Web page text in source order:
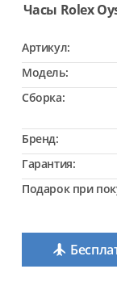
Часы Rolex Oyster Perpetual Cosmograph Daytona
Артикул:
Модель:
Сборка:
Бренд:
Гарантия:
Подарок при